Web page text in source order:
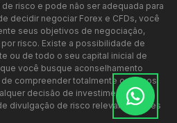
risco e pode não ser adequada para
decidir negociar Forex e CFDs, você
seus objetivos de negociação,
risco. Existe a possibilidade de
ou de todo o seu capital inicial de
você busque aconselhamento
compreender totalmente os riscos
decisão de investimento. Leia
divulgação de risco relevantes antes